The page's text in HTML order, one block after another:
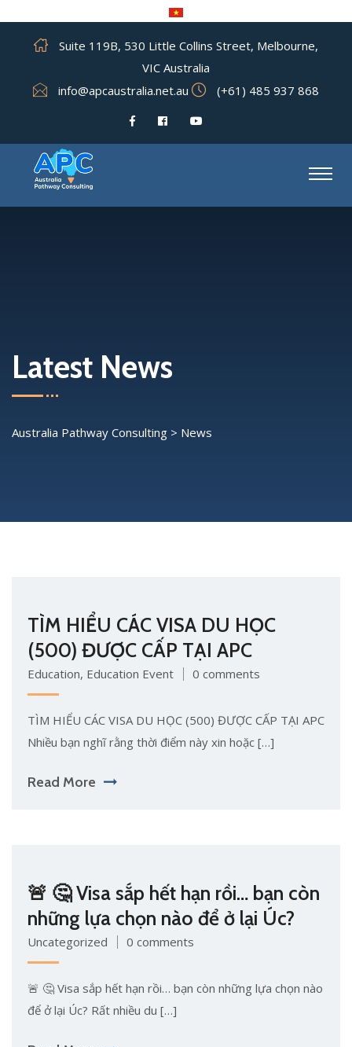
Suite 119B, 530 Little Collins Street, Melbourne,
VIC Australia
info@apcaustralia.net.au
(+61) 485 937 868
Latest News
Australia Pathway Consulting > News
TÌM HIỂU CÁC VISA DU HỌC
(500) ĐƯỢC CẤP TẠI APC
Education, Education Event 0 comments
TÌM HIỂU CÁC VISA DU HỌC (500) ĐƯỢC CẤP TẠI APC
Nhiều bạn nghĩ rằng thời điểm này xin hoặc […]
Read More
🚨 🤔 Visa sắp hết hạn rồi… bạn còn
những lựa chọn nào để ở lại Úc?
Uncategorized 0 comments
🚨 🤔 Visa sắp hết hạn rồi… bạn còn những lựa chọn nào
để ở lại Úc? Rất nhiều du […]